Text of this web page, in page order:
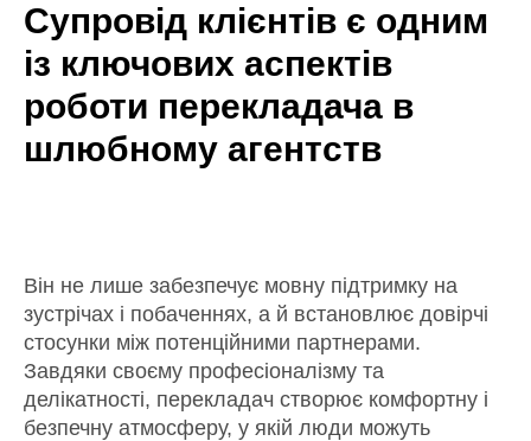
Супровід клієнтів є одним
із ключових аспектів
роботи перекладача в
шлюбному агентств
Він не лише забезпечує мовну підтримку на
зустрічах і побаченнях, а й встановлює довірчі
стосунки між потенційними партнерами.
Завдяки своєму професіоналізму та
делікатності, перекладач створює комфортну і
безпечну атмосферу, у якій люди можуть